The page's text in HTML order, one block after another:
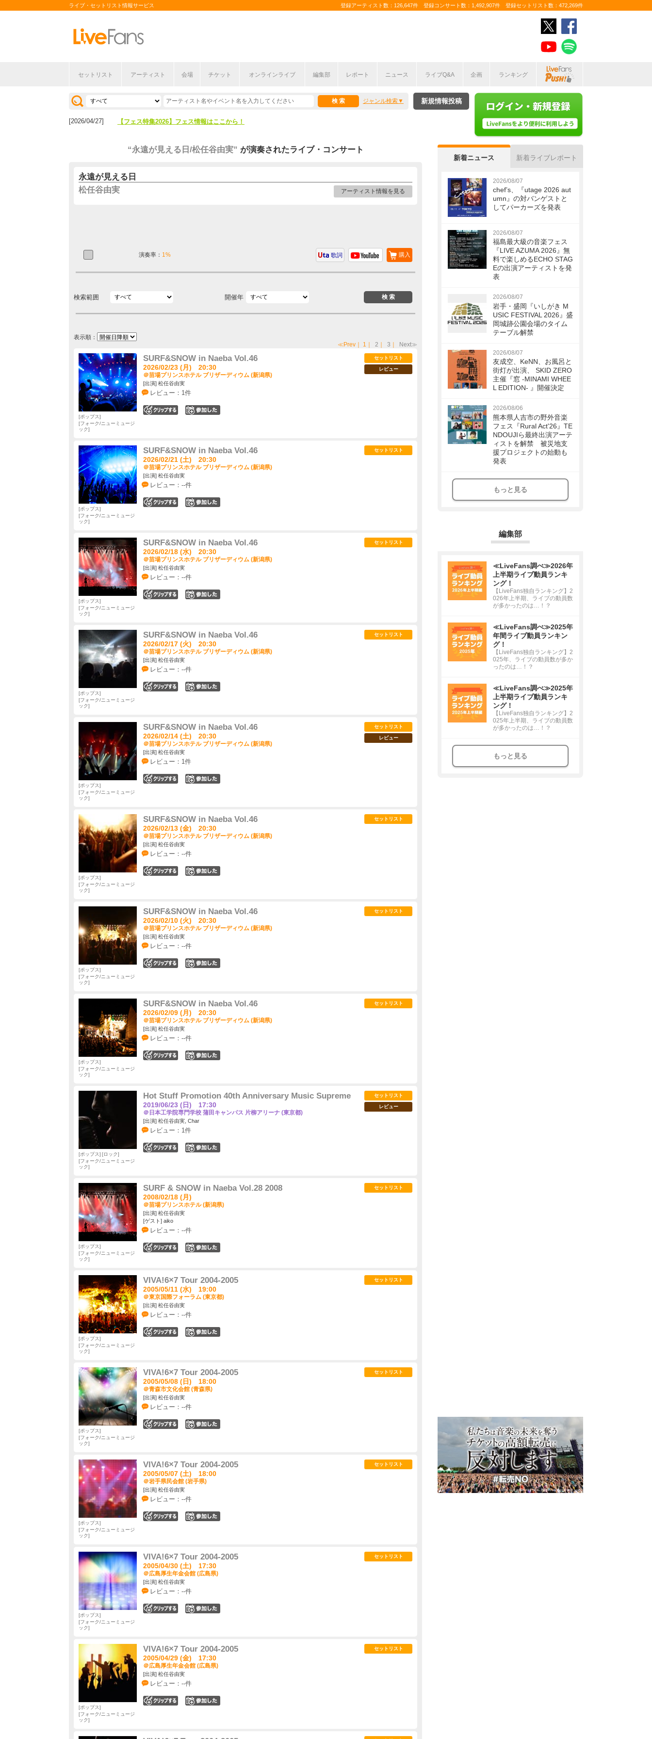
ライブ・セットリスト情報サービス 登録アーティスト数：126,647件 登録コンサート数：1,492,907件 登録セットリスト数：472,269件
セットリスト アーティスト 会場 チケット オンラインライブ 編集部 レポート ニュース ライブQ&A 企画 ランキング
ジャンル検索
[2026/07/28] 【ライブ動員ランキング】2026年上半期編発表！
[2026/04/27] 【フェス特集2026】フェス情報はここから！
新規情報投稿
“永遠が見える日/松任谷由実” が演奏されたライブ・コンサート
永遠が見える日
松任谷由実
アーティスト情報を見る
演奏率： 1% 購入
歌詞
検索範囲 開催年
表示順：
≪Prev ｜ 1 ｜ 2 ｜ 3 ｜ Next≫
SURF&SNOW in Naeba Vol.46
2026/02/23 (月) 20:30
＠苗場プリンスホテル ブリザーディウム (新潟県)
[出演] 松任谷由実
レビュー：1件
セットリスト
レビュー
ポップス
フォーク/ニューミュージ
ック
SURF&SNOW in Naeba Vol.46
2026/02/21 (土) 20:30
＠苗場プリンスホテル ブリザーディウム (新潟県)
[出演] 松任谷由実
レビュー：--件
セットリスト
ポップス
フォーク/ニューミュージ
ック
SURF&SNOW in Naeba Vol.46
2026/02/18 (水) 20:30
＠苗場プリンスホテル ブリザーディウム (新潟県)
[出演] 松任谷由実
レビュー：--件
セットリスト
ポップス
フォーク/ニューミュージ
ック
SURF&SNOW in Naeba Vol.46
2026/02/17 (火) 20:30
＠苗場プリンスホテル ブリザーディウム (新潟県)
[出演] 松任谷由実
レビュー：--件
セットリスト
ポップス
フォーク/ニューミュージ
ック
SURF&SNOW in Naeba Vol.46
2026/02/14 (土) 20:30
＠苗場プリンスホテル ブリザーディウム (新潟県)
[出演] 松任谷由実
レビュー：1件
セットリスト
レビュー
ポップス
フォーク/ニューミュージ
ック
SURF&SNOW in Naeba Vol.46
2026/02/13 (金) 20:30
＠苗場プリンスホテル ブリザーディウム (新潟県)
[出演] 松任谷由実
レビュー：--件
セットリスト
ポップス
フォーク/ニューミュージ
ック
SURF&SNOW in Naeba Vol.46
2026/02/10 (火) 20:30
＠苗場プリンスホテル ブリザーディウム (新潟県)
[出演] 松任谷由実
レビュー：--件
セットリスト
ポップス
フォーク/ニューミュージ
ック
SURF&SNOW in Naeba Vol.46
2026/02/09 (月) 20:30
＠苗場プリンスホテル ブリザーディウム (新潟県)
[出演] 松任谷由実
レビュー：--件
セットリスト
ポップス
フォーク/ニューミュージ
ック
Hot Stuff Promotion 40th Anniversary Music Supreme
2019/06/23 (日) 17:30
＠日本工学院専門学校 蒲田キャンパス 片柳アリーナ (東京都)
[出演] 松任谷由実, Char
レビュー：1件
セットリスト
レビュー
ポップス
ロック
フォーク/ニューミュージ
ック
SURF & SNOW in Naeba Vol.28 2008
2008/02/18 (月)
＠苗場プリンスホテル (新潟県)
[出演] 松任谷由実
[ゲスト] aiko
レビュー：--件
セットリスト
ポップス
フォーク/ニューミュージ
ック
VIVA!6×7 Tour 2004-2005
2005/05/11 (水) 19:00
＠東京国際フォーラム (東京都)
[出演] 松任谷由実
レビュー：--件
セットリスト
ポップス
フォーク/ニューミュージ
ック
VIVA!6×7 Tour 2004-2005
2005/05/08 (日) 18:00
＠青森市文化会館 (青森県)
[出演] 松任谷由実
レビュー：--件
セットリスト
ポップス
フォーク/ニューミュージ
ック
VIVA!6×7 Tour 2004-2005
2005/05/07 (土) 18:00
＠岩手県民会館 (岩手県)
[出演] 松任谷由実
レビュー：--件
セットリスト
ポップス
フォーク/ニューミュージ
ック
VIVA!6×7 Tour 2004-2005
2005/04/30 (土) 17:30
＠広島厚生年金会館 (広島県)
[出演] 松任谷由実
レビュー：--件
セットリスト
ポップス
フォーク/ニューミュージ
ック
VIVA!6×7 Tour 2004-2005
2005/04/29 (金) 17:30
＠広島厚生年金会館 (広島県)
[出演] 松任谷由実
レビュー：--件
セットリスト
ポップス
フォーク/ニューミュージ
ック
新着ニュース 新着ライブレポート
2026/08/07
chef’s、『utage 2026 aut
umn』の対バンゲストと
してパーカーズを発表
2026/08/07
福島最大級の音楽フェス
『LIVE AZUMA 2026』無
料で楽しめるECHO STAG
Eの出演アーティストを発
表
2026/08/07
岩手・盛岡『いしがき M
USIC FESTIVAL 2026』盛
岡城跡公園会場のタイム
テーブル解禁
2026/08/07
友成空、KeNN、お風呂と
街灯が出演、 SKID ZERO
主催『窓 -MINAMI WHEE
L EDITION- 』開催決定
2026/08/06
熊本県人吉市の野外音楽
フェス『Rural Act'26』TE
NDOUJIら最終出演アーテ
ィストを解禁 被災地支
援プロジェクトの始動も
発表
もっと見る
編集部
≪LiveFans調べ≫2026年
上半期ライブ動員ランキ
ング！
【LiveFans独自ランキング】2
026年上半期、ライブの動員数
が多かったのは…！？
≪LiveFans調べ≫2025年
年間ライブ動員ランキン
グ！
【LiveFans独自ランキング】2
025年、ライブの動員数が多か
ったのは…！？
≪LiveFans調べ≫2025年
上半期ライブ動員ランキ
ング！
【LiveFans独自ランキング】2
025年上半期、ライブの動員数
が多かったのは…！？
もっと見る